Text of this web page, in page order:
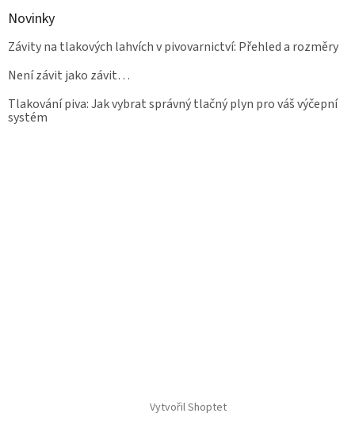
Novinky
Závity na tlakových lahvích v pivovarnictví: Přehled a rozměry
Není závit jako závit…
Tlakování piva: Jak vybrat správný tlačný plyn pro váš výčepní
systém
Vytvořil Shoptet